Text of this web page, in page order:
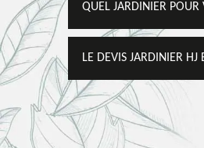
QUEL JARDINIER
LE DEVIS JARDINIER HJ